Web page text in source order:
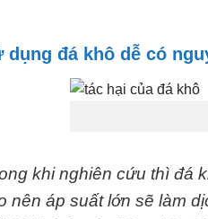
dụng đá khô dễ có
khi nghiên cứu thì đá
nên áp suất lớn sẽ làm